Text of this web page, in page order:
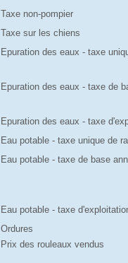
Taxe non-pompier
Taxe sur les chiens
Epuration des eaux - taxe
Epuration des eaux - taxe de
Epuration des eaux - taxe
Eau potable - taxe unique de
Eau potable - taxe de base
Eau potable - taxe
Ordures
Prix des rouleaux vendus